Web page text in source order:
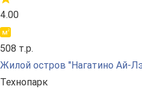
4.00
508 т.р.
Жилой остров "Нагатино Ай-
Технопарк